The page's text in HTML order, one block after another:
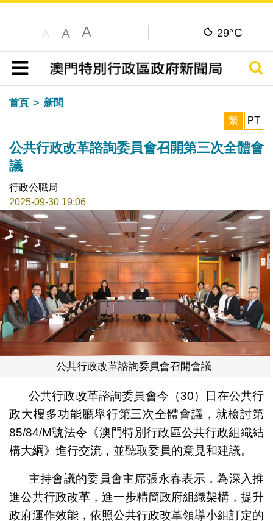
A A A 29°C
目錄
搜尋
首頁
新聞
繁
PT
公共行政改革諮詢委員會召開第三次全體會
議
行政公職局
2025-09-30 19:06
公共行政改革諮詢委員會召開會議
公共行政改革諮詢委員會今（30）日在公共行
政大樓多功能廳舉行第三次全體會議，就檢討第
85/84/M號法令《澳門特別行政區公共行政組織結
構大綱》進行交流，並聽取委員的意見和建議。
主持會議的委員會主席張永春表示，為深入推
進公共行政改革，進一步精簡政府組織架構，提升
政府運作效能，依照公共行政改革領導小組訂定的